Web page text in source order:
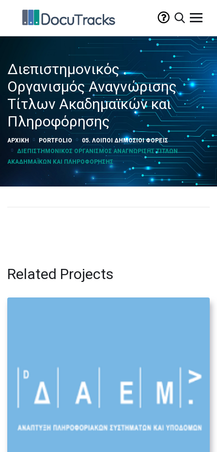
Διεπιστημονικός
Οργανισμός Αναγνώρισης
Τίτλων Ακαδημαϊκών και
Πληροφόρησης
ΑΡΧΙΚΉ PORTFOLIO
05. ΛΟΙΠΟΊ ΔΗΜΌΣΙΟΙ ΦΟΡΕΊΣ
ΔΙΕΠΙΣΤΗΜΟΝΙΚΌΣ ΟΡΓΑΝΙΣΜΌΣ ΑΝΑΓΝΏΡΙΣΗΣ ΤΊΤΛΩΝ
ΑΚΑΔΗΜΑΪΚΏΝ ΚΑΙ ΠΛΗΡΟΦΌΡΗΣΗΣ
Related Projects